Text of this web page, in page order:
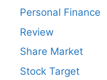
Personal Finance
Review
Share Market
Stock Target